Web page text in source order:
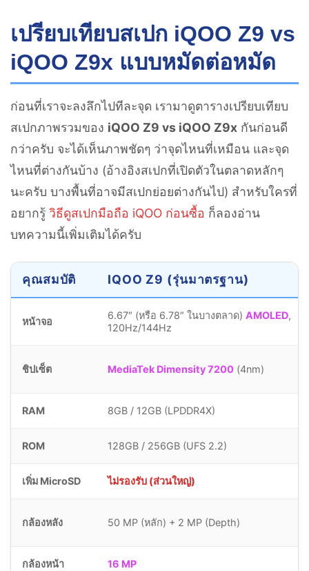
เปรียบเทียบสเปก iQOO Z9 vs
iQOO Z9x แบบหมัดต่อหมัด
ก่อนที่เราจะลงลึกไปทีละจุด เรามาดูตารางเปรียบเทียบ
สเปกภาพรวมของ iQOO Z9 vs iQOO Z9x กันก่อนดี
กว่าครับ จะได้เห็นภาพชัดๆ ว่าจุดไหนที่เหมือน และจุด
ไหนที่ต่างกันบ้าง (อ้างอิงสเปกที่เปิดตัวในตลาดหลักๆ
นะครับ บางพื้นที่อาจมีสเปกย่อยต่างกันไป) สำหรับใครที่
อยากรู้ วิธีดูสเปกมือถือ iQOO ก่อนซื้อ ก็ลองอ่าน
บทความนี้เพิ่มเติมได้ครับ
คุณสมบัติ IQOO Z9 (รุ่นมาตรฐาน)
หน้าจอ
6.67″ (หรือ 6.78″ ในบางตลาด) AMOLED,
120Hz/144Hz
ชิปเซ็ต MediaTek Dimensity 7200 (4nm)
RAM 8GB / 12GB (LPDDR4X)
ROM 128GB / 256GB (UFS 2.2)
เพิ่ม MicroSD ไม่รองรับ (ส่วนใหญ่)
กล้องหลัง 50 MP (หลัก) + 2 MP (Depth)
กล้องหน้า 16 MP